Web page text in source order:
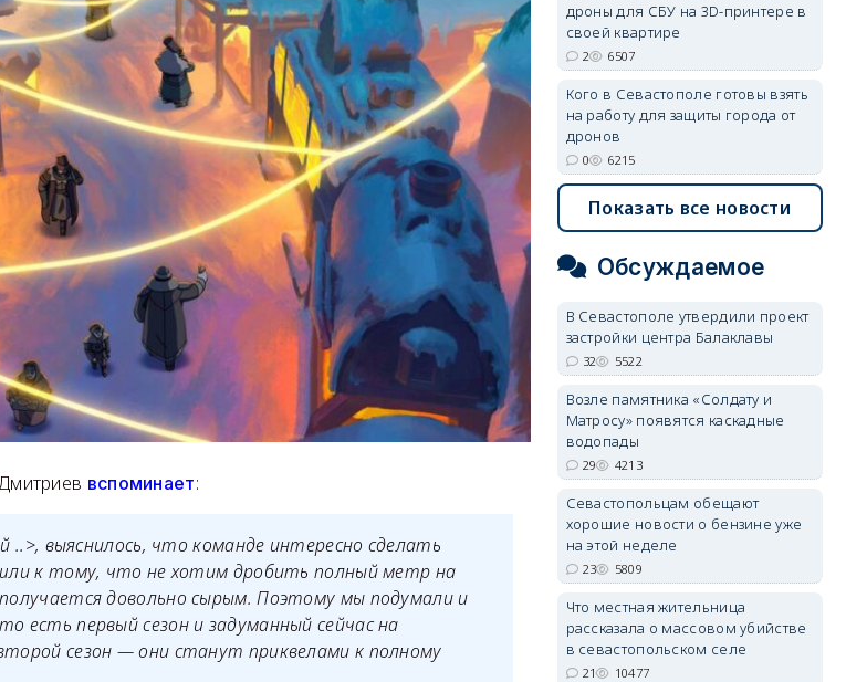
вспоминает:
..>, выяснилось, что команде интересно сделать
к тому, что не хотим дробить полный метр на
довольно сырым. Поэтому мы подумали и
есть первый сезон и задуманный сейчас на
сезон — они станут приквелами к полному
дроны для СБУ на 3D-принтере в
своей квартире
2 6507
Кого в Севастополе готовы взять
на работу для защиты города от
дронов
0 6215
Показать все новости
Обсуждаемое
В Севастополе утвердили проект
застройки центра Балаклавы
32 5522
Возле памятника «Солдату и
Матросу» появятся каскадные
водопады
29 4213
Севастопольцам обещают
хорошие новости о бензине уже
на этой неделе
23 5809
Что местная жительница
рассказала о массовом убийстве
в севастопольском селе
21 10477